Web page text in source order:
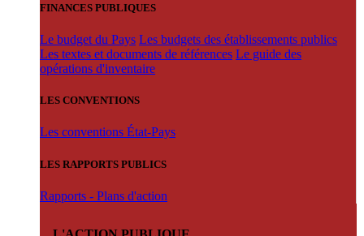
FINANCES PUBLIQUES
Le budget du Pays Les budgets des établissements publics
Les textes et documents de références Le guide des
opérations d'inventaire
LES CONVENTIONS
Les conventions État-Pays
LES RAPPORTS PUBLICS
Rapports - Plans d'action